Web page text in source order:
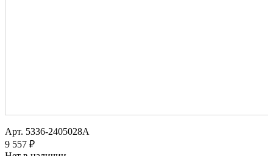
Арт. 5336-2405028А
9 557 ₽